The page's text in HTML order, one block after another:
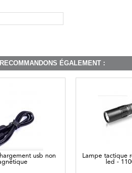
ÉGALEMENT :
usb non
Lampe tactique
led -